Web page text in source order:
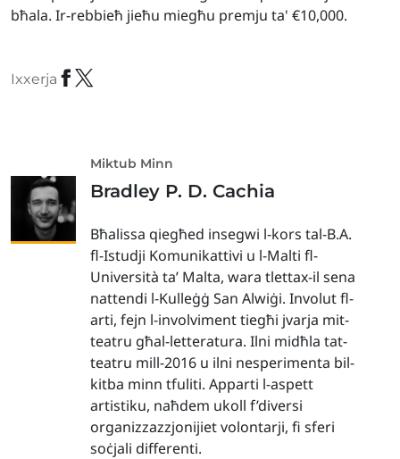
bħala. Ir-rebbieħ jieħu miegħu premju ta' €10,000.
Ixxerja
Miktub Minn
Bradley P. D. Cachia
Bħalissa qiegħed insegwi l-kors tal-B.A.
fl-Istudji Komunikattivi u l-Malti fl-
Università ta’ Malta, wara tlettax-il sena
nattendi l-Kulleġġ San Alwiġi. Involut fl-
arti, fejn l-involviment tiegħi jvarja mit-
teatru għal-letteratura. Ilni midħla tat-
teatru mill-2016 u ilni nesperimenta bil-
kitba minn tfuliti. Apparti l-aspett
artistiku, naħdem ukoll f’diversi
organizzazzjonijiet volontarji, fi sferi
soċjali differenti.